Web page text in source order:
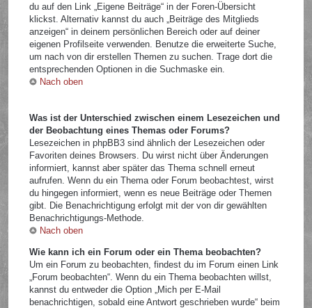
du auf den Link „Eigene Beiträge“ in der Foren-Übersicht
klickst. Alternativ kannst du auch „Beiträge des Mitglieds
anzeigen“ in deinem persönlichen Bereich oder auf deiner
eigenen Profilseite verwenden. Benutze die erweiterte Suche,
um nach von dir erstellen Themen zu suchen. Trage dort die
entsprechenden Optionen in die Suchmaske ein.
Nach oben
Was ist der Unterschied zwischen einem Lesezeichen und
der Beobachtung eines Themas oder Forums?
Lesezeichen in phpBB3 sind ähnlich der Lesezeichen oder
Favoriten deines Browsers. Du wirst nicht über Änderungen
informiert, kannst aber später das Thema schnell erneut
aufrufen. Wenn du ein Thema oder Forum beobachtest, wirst
du hingegen informiert, wenn es neue Beiträge oder Themen
gibt. Die Benachrichtigung erfolgt mit der von dir gewählten
Benachrichtigungs-Methode.
Nach oben
Wie kann ich ein Forum oder ein Thema beobachten?
Um ein Forum zu beobachten, findest du im Forum einen Link
„Forum beobachten“. Wenn du ein Thema beobachten willst,
kannst du entweder die Option „Mich per E-Mail
benachrichtigen, sobald eine Antwort geschrieben wurde“ beim